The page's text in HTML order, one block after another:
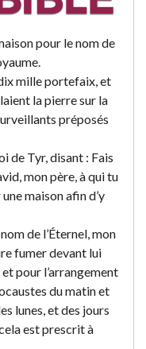
pour le nom de
mille portefaix, et
la pierre sur la
préposés
de Tyr, disant : Fais
mon père, à qui tu
maison afin d’y
de l’Éternel, mon
fumer devant lui
pour l’arrangement
du matin et
lunes, et des jours
est prescrit à